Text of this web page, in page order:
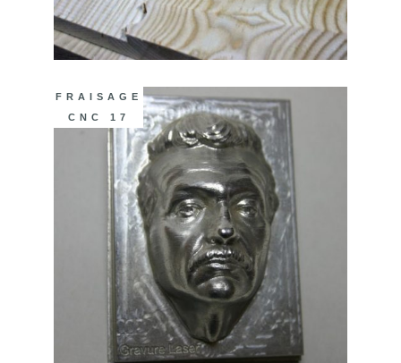
FRAISAGE
CNC 17